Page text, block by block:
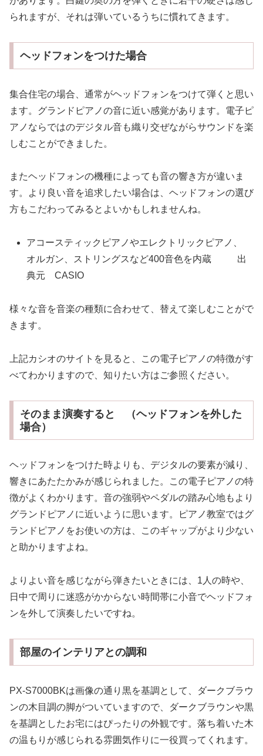
られますが、それは弾いているうちに慣れてきます。
ヘッドフォンをつけた場合
集合住宅の場合、通常がヘッドフォンをつけて弾くと思い
ます。グランドピアノの音に近い感覚があります。電子ピ
アノならではのデジタル音も織り交ぜながらサウンドを楽
しむことができました。
またヘッドフォンの機種によっても音の響き方が違いま
す。より良い音を追求したい場合は、ヘッドフォンの選び
方もこだわってみるとよいかもしれませんね。
アコースティックピアノやエレクトリックピアノ、
オルガン、ストリングスなど400音色を内蔵 出
典元 CASIO
様々な音を音楽の種類に合わせて、替えて楽しむことがで
きます。
上記カシオのサイトを見ると、この電子ピアノの特徴がす
べてわかりますので、知りたい方はご参照ください。
そのまま演奏すると （ヘッドフォンを外した
場合）
ヘッドフォンをつけた時よりも、デジタルの要素が減り、
響きにあたたかみが感じられました。この電子ピアノの特
徴がよくわかります。音の強弱やペダルの踏み心地もより
グランドピアノに近いように思います。ピアノ教室ではグ
ランドピアノをお使いの方は、このギャップがより少ない
と助かりますよね。
よりよい音を感じながら弾きたいときには、1人の時や、
日中で周りに迷惑がかからない時間帯に小音でヘッドフォ
ンを外して演奏したいですね。
部屋のインテリアとの調和
PX-S7000BKは画像の通り黒を基調として、ダークブラウ
ンの木目調の脚がついていますので、ダークブラウンや黒
を基調としたお宅にはぴったりの外観です。落ち着いた木
の温もりが感じられる雰囲気作りに一役買ってくれます。